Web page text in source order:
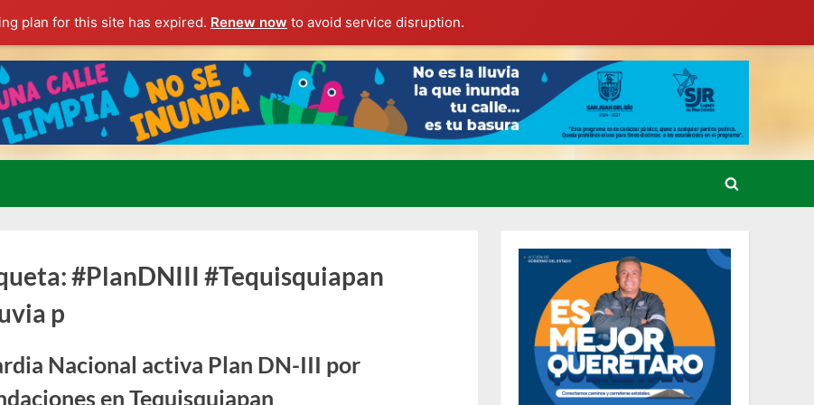
plan for this site has expired. Renew now to avoid service disruption.
Toggle
form
#PlanDNIII #Tequisquiapan
p
Nacional activa Plan DN-III por
en Tequisquiapan